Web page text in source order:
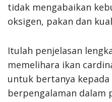
tidak mengabaikan
oksigen, pakan dan
Itulah penjelasan
memelihara ikan
untuk bertanya
berpengalaman dalam